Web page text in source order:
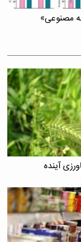
مصنوعی»
آینده